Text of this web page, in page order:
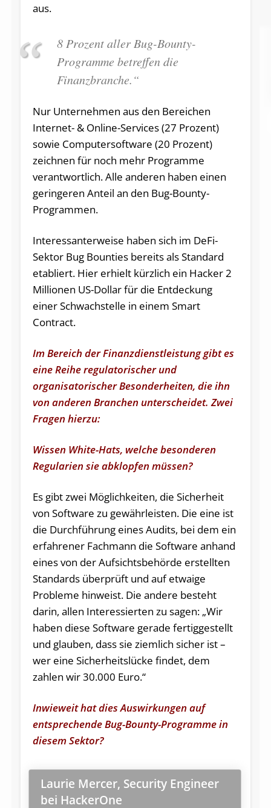
aus.
8 Prozent aller Bug-Bounty-
Programme betreffen die
Finanzbranche.“
Nur Unternehmen aus den Bereichen
Internet- & Online-Services (27 Prozent)
sowie Computersoftware (20 Prozent)
zeichnen für noch mehr Programme
verantwortlich. Alle anderen haben einen
geringeren Anteil an den Bug-Bounty-
Programmen.
Interessanterweise haben sich im DeFi-
Sektor Bug Bounties bereits als Standard
etabliert. Hier erhielt kürzlich ein Hacker 2
Millionen US-Dollar für die Entdeckung
einer Schwachstelle in einem Smart
Contract.
Im Bereich der Finanzdienstleistung gibt es
eine Reihe regulatorischer und
organisatorischer Besonderheiten, die ihn
von anderen Branchen unterscheidet. Zwei
Fragen hierzu:
Wissen White-Hats, welche besonderen
Regularien sie abklopfen müssen?
Es gibt zwei Möglichkeiten, die Sicherheit
von Software zu gewährleisten. Die eine ist
die Durchführung eines Audits, bei dem ein
erfahrener Fachmann die Software anhand
eines von der Aufsichtsbehörde erstellten
Standards überprüft und auf etwaige
Probleme hinweist. Die andere besteht
darin, allen Interessierten zu sagen: „Wir
haben diese Software gerade fertiggestellt
und glauben, dass sie ziemlich sicher ist –
wer eine Sicherheitslücke findet, dem
zahlen wir 30.000 Euro.“
Inwieweit hat dies Auswirkungen auf
entsprechende Bug-Bounty-Programme in
diesem Sektor?
Laurie Mercer, Security Engineer
bei HackerOne